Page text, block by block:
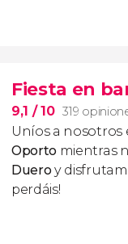
Fiesta en
9,1 / 10 319
Uníos a nosotros
Oporto mientras
Dueroy
perdáis!